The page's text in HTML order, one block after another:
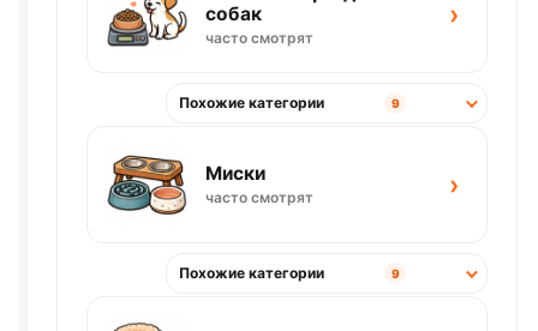
собак
часто смотрят
›
Похожие категории 9
Миски
часто смотрят ›
Похожие категории 9